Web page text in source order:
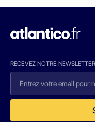
RECEVEZ NOTRE NEWSLETTER